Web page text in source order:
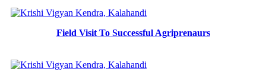
Field Visit To Successful Agriprenaurs